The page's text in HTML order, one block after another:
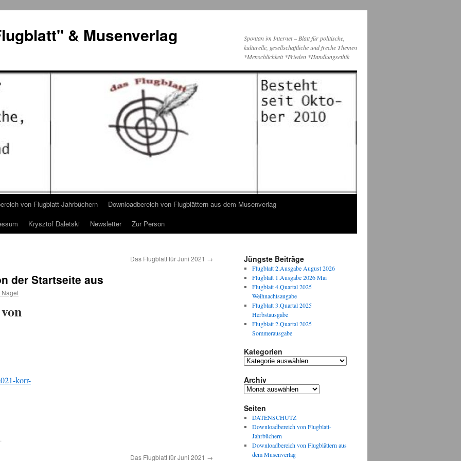
& Musenverlag
Spontan im Internet – Blatt für politische,
kulturelle, gesellschaftliche und freche Themen
*Menschlichkeit *Frieden *Handlungsethik
von Flugblatt-Jahrbüchern
Downloadbereich von Flugblättern aus dem Musenverlag
Krysztof Daletski Newsletter Zur Person
Das Flugblatt für Juni 2021 →
der Startseite aus
Nagel
korr-
.
Das Flugblatt für Juni 2021 →
Jüngste Beiträge
Flugblatt 2.Ausgabe August 2026
Flugblatt 1.Ausgabe 2026 Mai
Flugblatt 4.Quartal 2025
Weihnachtsaugabe
Flugblatt 3.Quartal 2025
Herbstausgabe
Flugblatt 2.Quartal 2025
Sommerausgabe
Kategorien
Kategorien
Archiv
Archiv
Seiten
DATENSCHUTZ
Downloadbereich von Flugblatt-
Jahrbüchern
Downloadbereich von Flugblättern aus
dem Musenverlag